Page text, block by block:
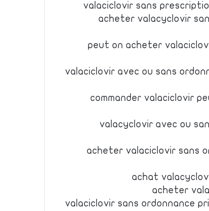
valaciclovir sans
acheter valacyclovir
peut on acheter
valaciclovir avec ou sans
commander valaciclovir
valacyclovir avec ou
acheter valaciclovir sans
achat
acheter
valaciclovir sans ordonnance